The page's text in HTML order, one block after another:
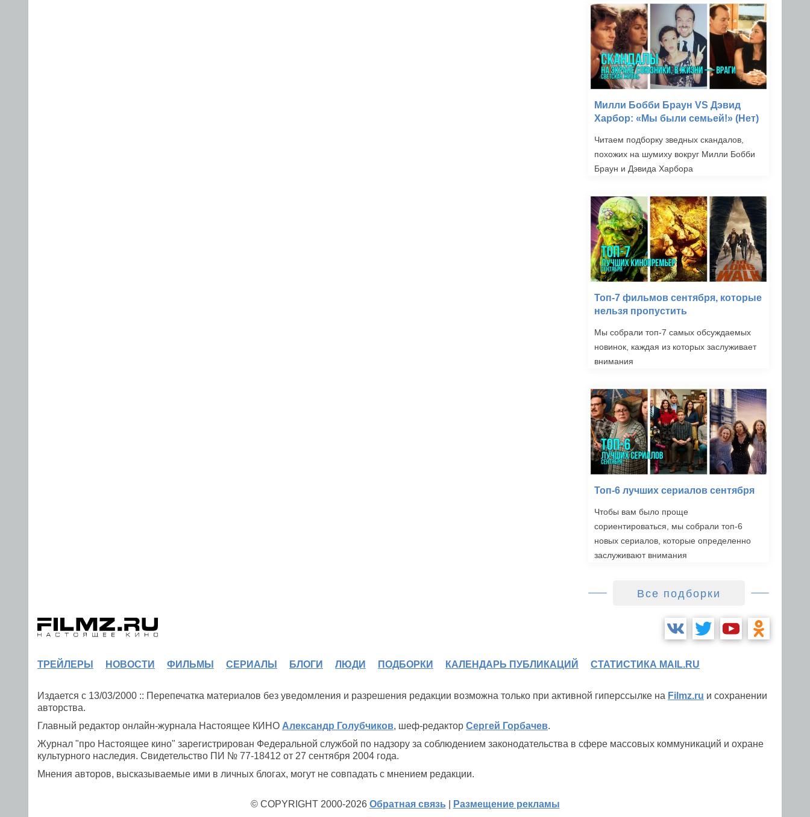
Милли Бобби Браун VS Дэвид
Харбор: «Мы были семьей!» (Нет)
Читаем подборку зведных скандалов,
похожих на шумиху вокруг Милли Бобби
Браун и Дэвида Харбора
Топ-7 фильмов сентября, которые
нельзя пропустить
Мы собрали топ-7 самых обсуждаемых
новинок, каждая из которых заслуживает
внимания
Топ-6 лучших сериалов сентября
Чтобы вам было проще
сориентироваться, мы собрали топ-6
новых сериалов, которые определенно
заслуживают внимания
Все подборки
ТРЕЙЛЕРЫ НОВОСТИ ФИЛЬМЫ СЕРИАЛЫ БЛОГИ ЛЮДИ ПОДБОРКИ КАЛЕНДАРЬ ПУБЛИКАЦИЙ СТАТИСТИКА MAIL.RU
Издается с 13/03/2000 :: Перепечатка материалов без уведомления и разрешения редакции возможна только при активной гиперссылке на Filmz.ru и сохранении
авторства.
Главный редактор онлайн-журнала Настоящее КИНО Александр Голубчиков, шеф-редактор Сергей Горбачев.
Журнал "про Настоящее кино" зарегистрирован Федеральной службой по надзору за соблюдением законодательства в сфере массовых коммуникаций и охране
культурного наследия. Свидетельство ПИ № 77-18412 от 27 сентября 2004 года.
Мнения авторов, высказываемые ими в личных блогах, могут не совпадать с мнением редакции.
© COPYRIGHT 2000-2026 Обратная связь Размещение рекламы